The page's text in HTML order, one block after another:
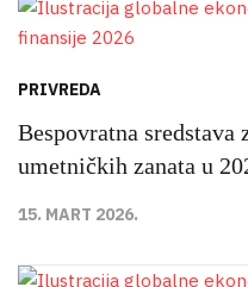
PRIVREDA
Bespovratna sredstava
umetničkih zanata u
15. MART 2026.